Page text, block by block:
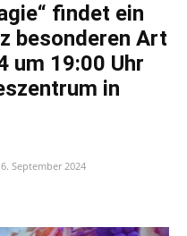
findet ein
besonderen Art
um 19:00 Uhr
in
September 2024